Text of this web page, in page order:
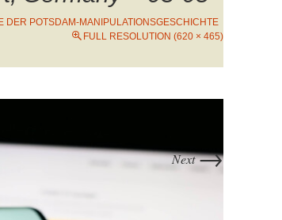
DER POTSDAM-MANIPULATIONSGESCHICHTE
FULL RESOLUTION (620 × 465)
Next→